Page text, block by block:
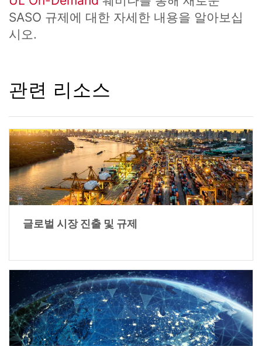
SASO 규제에 대한 자세한 내용을 알아보십
시오.
관련 리소스
글로벌 시장 진출 및 규제